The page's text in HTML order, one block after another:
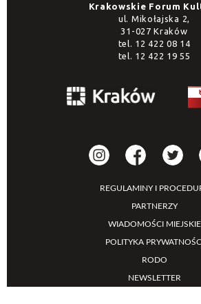
Krakowskie Forum
ul. Mikołajska 2,
31-027 Kraków
tel. 12 422 08 14
tel. 12 422 19 55
REGULAMINY I
PARTNERZY
WIADOMOŚCI MIEJSKIE
POLITYKA
RODO
NEWSLETTER